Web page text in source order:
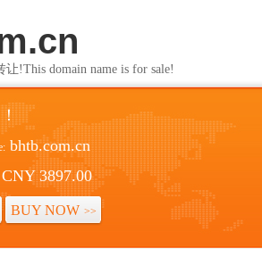
!This domain name is for sale!
bhtb.com.cn
CNY 3897.00
BUY NOW >>